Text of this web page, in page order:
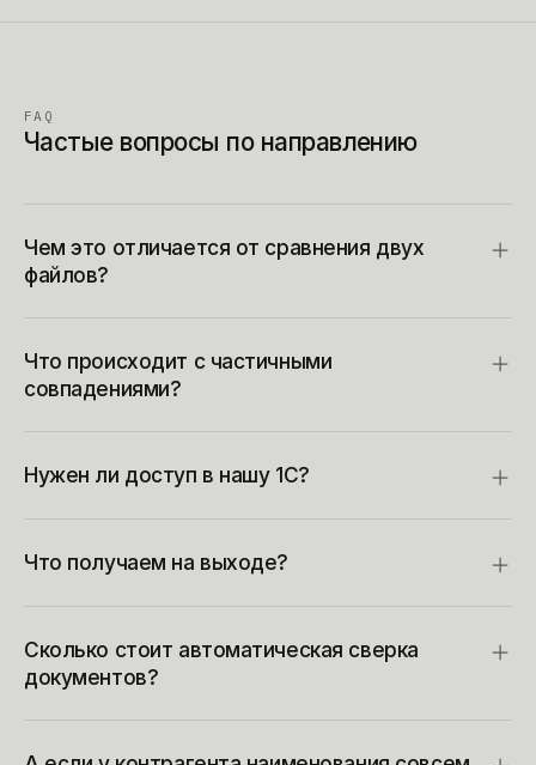
FAQ
Частые вопросы по направлению
Чем это отличается от сравнения двух
файлов?
Что происходит с частичными
совпадениями?
Нужен ли доступ в нашу 1С?
Что получаем на выходе?
Сколько стоит автоматическая сверка
документов?